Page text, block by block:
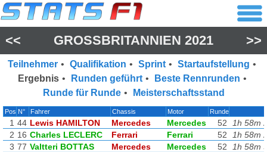
<< GROSSBRITANNIEN 2021 >>
Teilnehmer • Qualifikation • Sprint • Startaufstellung •
Ergebnis • Runden geführt • Beste Rennrunden •
Runde für Runde • Meisterschaftsstand
Pos N° Fahrer Chassis Motor Runde
1 44 Lewis HAMILTON Mercedes Mercedes 52
1h 58m
2 16 Charles LECLERC Ferrari Ferrari 52
1h 58m
3 77 Valtteri BOTTAS Mercedes Mercedes 52
1h 58m